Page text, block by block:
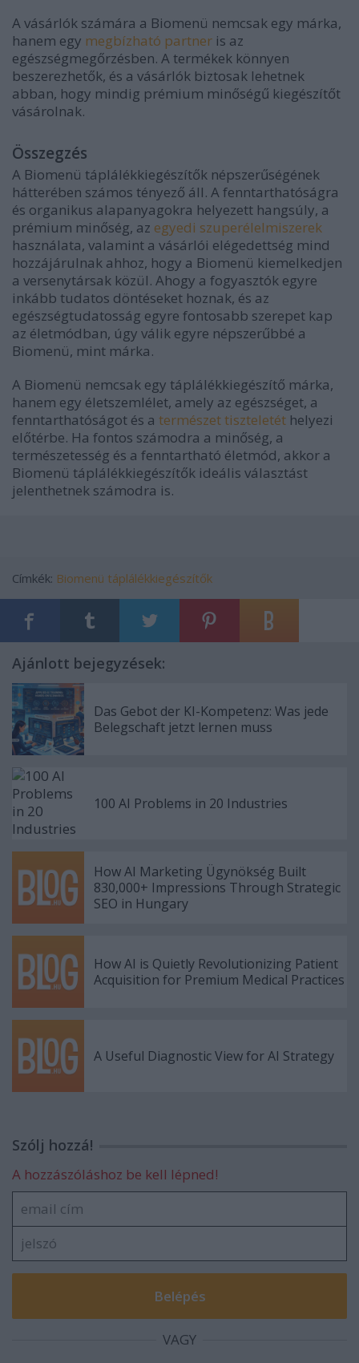
A vásárlók számára a Biomenü nemcsak egy márka,
hanem egy megbízható partner is az
egészségmegőrzésben. A termékek könnyen
beszerezhetők, és a vásárlók biztosak lehetnek
abban, hogy mindig prémium minőségű kiegészítőt
vásárolnak.
Összegzés
A Biomenü táplálékkiegészítők népszerűségének
hátterében számos tényező áll. A fenntarthatóságra
és organikus alapanyagokra helyezett hangsúly, a
prémium minőség, az egyedi szuperélelmiszerek
használata, valamint a vásárlói elégedettség mind
hozzájárulnak ahhoz, hogy a Biomenü kiemelkedjen
a versenytársak közül. Ahogy a fogyasztók egyre
inkább tudatos döntéseket hoznak, és az
egészségtudatosság egyre fontosabb szerepet kap
az életmódban, úgy válik egyre népszerűbbé a
Biomenü, mint márka.
A Biomenü nemcsak egy táplálékkiegészítő márka,
hanem egy életszemlélet, amely az egészséget, a
fenntarthatóságot és a természet tiszteletét helyezi
előtérbe. Ha fontos számodra a minőség, a
természetesség és a fenntartható életmód, akkor a
Biomenü táplálékkiegészítők ideális választást
jelenthetnek számodra is.
Címkék: Biomenü táplálékkiegészítők
Ajánlott bejegyzések:
Das Gebot der KI-Kompetenz: Was jede
Belegschaft jetzt lernen muss
100 AI Problems in 20 Industries
How AI Marketing Ügynökség Built
830,000+ Impressions Through Strategic
SEO in Hungary
How AI is Quietly Revolutionizing Patient
Acquisition for Premium Medical Practices
A Useful Diagnostic View for AI Strategy
Szólj hozzá!
A hozzászóláshoz be kell lépned!
VAGY